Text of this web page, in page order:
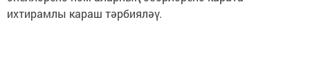
ихтирамлы караш тәрбияләү.